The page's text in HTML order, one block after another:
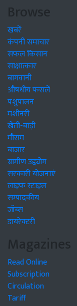
Browse
खबरें
कंपनी समाचार
सफल किसान
साक्षात्कार
बागवानी
औषधीय फसलें
पशुपालन
मशीनरी
खेती-बाड़ी
मौसम
बाजार
ग्रामीण उद्द्योग
सरकारी योजनाएं
लाइफ स्टाइल
सम्पादकीय
जॉब्स
डायरेक्टरी
Magazines
Read Online
Subscription
Circulation
Tariff